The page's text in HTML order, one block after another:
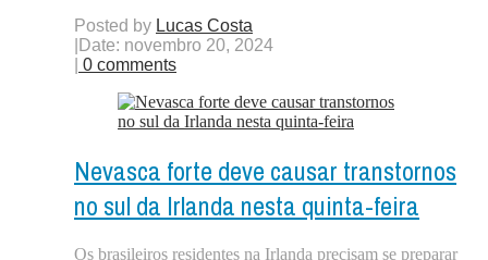
Posted by Lucas Costa
Date: novembro 20, 2024
0 comments
Nevasca forte deve causar transtornos
no sul da Irlanda nesta quinta-feira
Os brasileiros residentes na Irlanda precisam se preparar